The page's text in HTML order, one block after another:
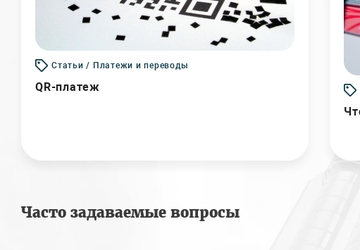
Статьи / Платежи и переводы
QR-платеж
Часто задаваемые вопросы